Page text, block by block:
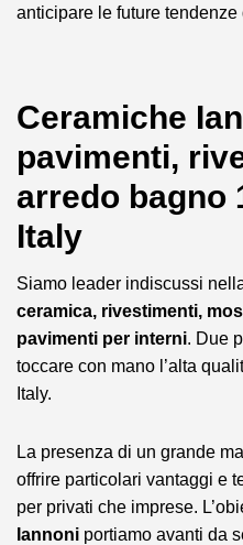
anticipare le future tendenze
Ceramiche
pavimenti,
arredo bagno
Italy
Siamo leader indiscussi
ceramica, rivestimenti,
pavimenti per interni. Due
toccare con mano l’alta
Italy.
La presenza di un grande
offrire particolari vantaggi e
per privati che imprese.
Iannoni portiamo avanti da